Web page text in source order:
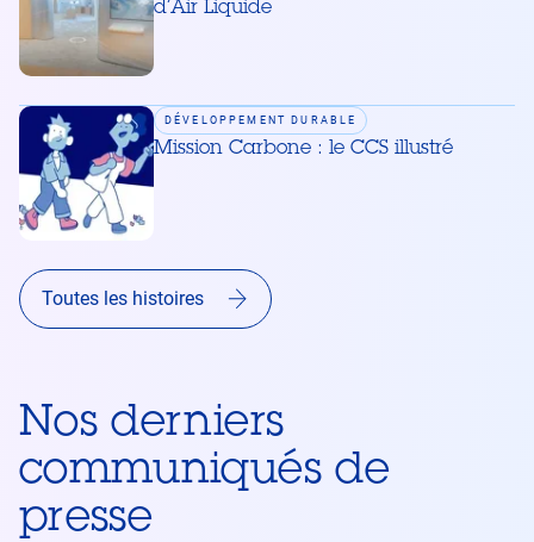
d’Air Liquide
DÉVELOPPEMENT DURABLE
Mission Carbone : le CCS illustré
Toutes les histoires
Nos derniers
communiqués de
presse
Passer
zone
Revenir
cette
zone